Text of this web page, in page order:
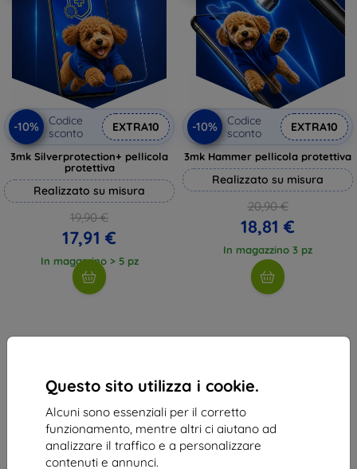
Questo sito utilizza i cookie.
Alcuni sono essenziali per il corretto
funzionamento, mentre altri ci aiutano ad
analizzare il traffico e a personalizzare
contenuti e annunci.
-10%
Codice
sconto
EXTRA10
3mk Silverprotection+ pellicola
protettiva
Realizzato su misura
19,90 €
17,91 €
In magazzino > 5 pz
-10%
Codice
sconto
EXTRA10
3mk Hammer pellicola protettiva
Realizzato su misura
20,90 €
18,81 €
In magazzino 3 pz